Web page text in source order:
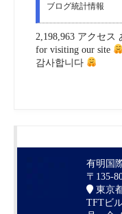
ブログ統計情報
2,198,963 アクセス
for visiting our site
감사합니다
有明国
〒135-
東京
TFTビ